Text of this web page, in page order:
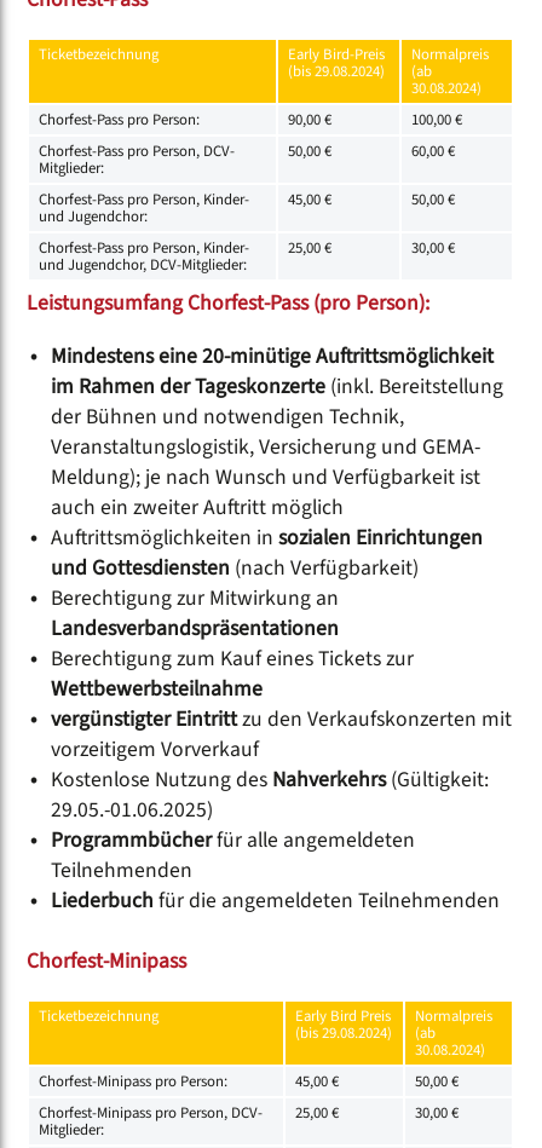
Ticketbezeichnung Early Bird-Preis
(bis 29.08.2024)
Normalpreis
(ab
30.08.2024)
Chorfest-Pass pro Person:
90,00 €
100,00 €
Chorfest-Pass pro Person, DCV-
Mitglieder:
50,00 € 60,00 €
Chorfest-Pass pro Person, Kinder-
und Jugendchor:
45,00 € 50,00 €
Chorfest-Pass pro Person, Kinder-
und Jugendchor, DCV-Mitglieder:
25,00 € 30,00 €
Leistungsumfang Chorfest-Pass (pro Person):
Mindestens eine 20-minütige Auftrittsmöglichkeit
im Rahmen der Tageskonzerte (inkl. Bereitstellung
der Bühnen und notwendigen Technik,
Veranstaltungslogistik, Versicherung und GEMA-
Meldung); je nach Wunsch und Verfügbarkeit ist
auch ein zweiter Auftritt möglich
Auftrittsmöglichkeiten insozialen Einrichtungen
und Gottesdiensten (nach Verfügbarkeit)
Berechtigung zur Mitwirkung an
Landesverbandspräsentationen
Berechtigung zum Kauf eines Tickets zur
Wettbewerbsteilnahme
vergünstigter Eintrittzu den Verkaufskonzerten mit
vorzeitigem Vorverkauf
Kostenlose Nutzung des Nahverkehrs(Gültigkeit:
29.05.-01.06.2025)
Programmbücherfür alle angemeldeten
Teilnehmenden
Liederbuchfür die angemeldeten Teilnehmenden
Chorfest-Minipass
Ticketbezeichnung Early Bird Preis
(bis 29.08.2024)
Normalpreis
(ab
30.08.2024)
Chorfest-Minipass pro Person:
45,00 €
50,00 €
Chorfest-Minipass pro Person, DCV-
Mitglieder:
25,00 € 30,00 €